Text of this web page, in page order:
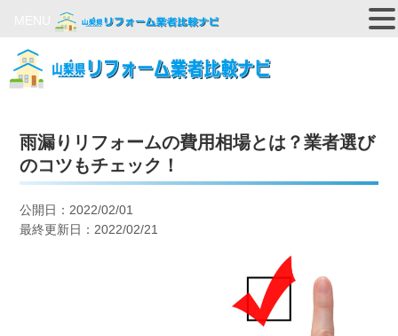
雨漏りリフォームの費用相場とは？業者選び
のコツもチェック！
公開日：2022/02/01
最終更新日：2022/02/21